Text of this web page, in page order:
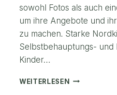
sowohl Fotos als auch
um ihre Angebote und
zu machen. Starke
Selbstbehauptungs- und
Kinder…
WEITERLESEN